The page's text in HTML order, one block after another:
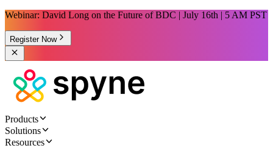
Webinar: David Long on the Future of BDC | July 16th | 5 AM PST
Register Now
Products
Solutions
Resources